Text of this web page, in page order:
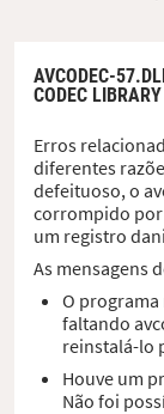
AVCODEC-
CODEC LIBRARY
Erros
diferentes
defeituoso, o
corrompido por
um registro
As mensagens
O
faltando
reinstalá-lo
Houve um
Não foi